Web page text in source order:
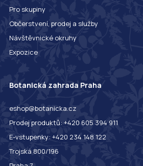
Pro skupiny
Občerstvení, prodej a služby
Návštěvnické okruhy
Expozice
Botanická zahrada Praha
eshop@botanicka.cz
Prodej produktů: +420 605 394 911
E-vstupenky: +420 234 148 122
Trojská 800/196